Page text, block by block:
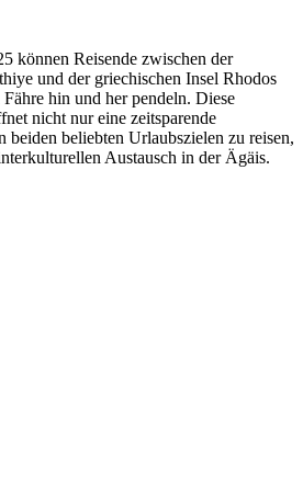
können Reisende zwischen der
und der griechischen Insel Rhodos
hin und her pendeln. Diese
nicht nur eine zeitsparende
beliebten Urlaubszielen zu reisen,
Austausch in der Ägäis.